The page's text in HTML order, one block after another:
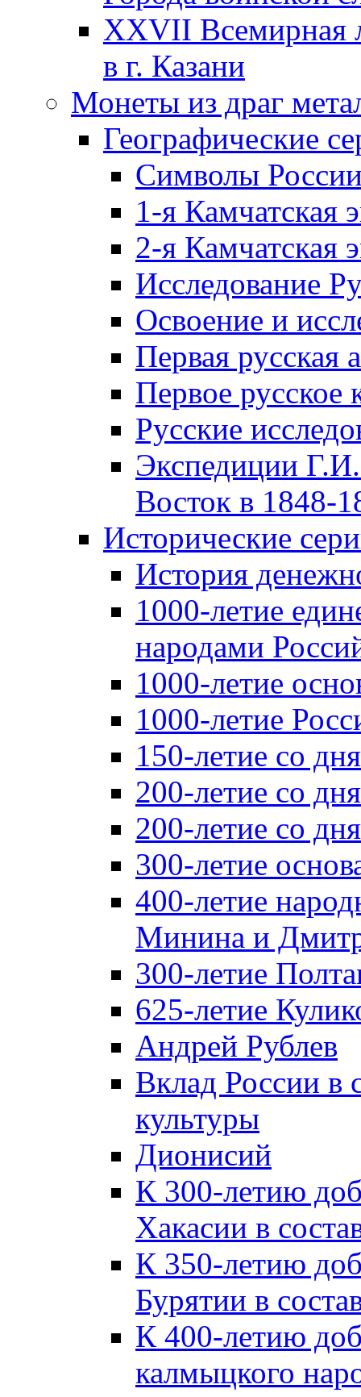
XXVII Всемирная
в г. Казани
Монеты из драг
Географические
Символы
1-я Камчатская
2-я Камчатская
Исследование
Освоение и
Первая русская
Первое русское
Русские
Экспедиции
Восток в 1848-
Исторические
История
1000-летие
народами
1000-летие
1000-летие
150-летие со
200-летие со
200-летие со
300-летие
400-летие
Минина и
300-летие
625-летие
Андрей Рублев
Вклад России в
культуры
Дионисий
К 300-летию
Хакасии в
К 350-летию
Бурятии в
К 400-летию
калмыцкого